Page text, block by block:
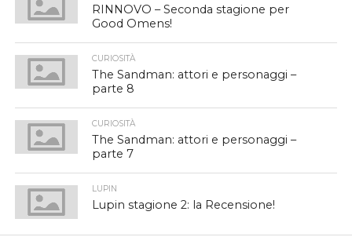
RINNOVO – Seconda stagione per
Good Omens!
CURIOSITÀ
The Sandman: attori e personaggi –
parte 8
CURIOSITÀ
The Sandman: attori e personaggi –
parte 7
LUPIN
Lupin stagione 2: la Recensione!